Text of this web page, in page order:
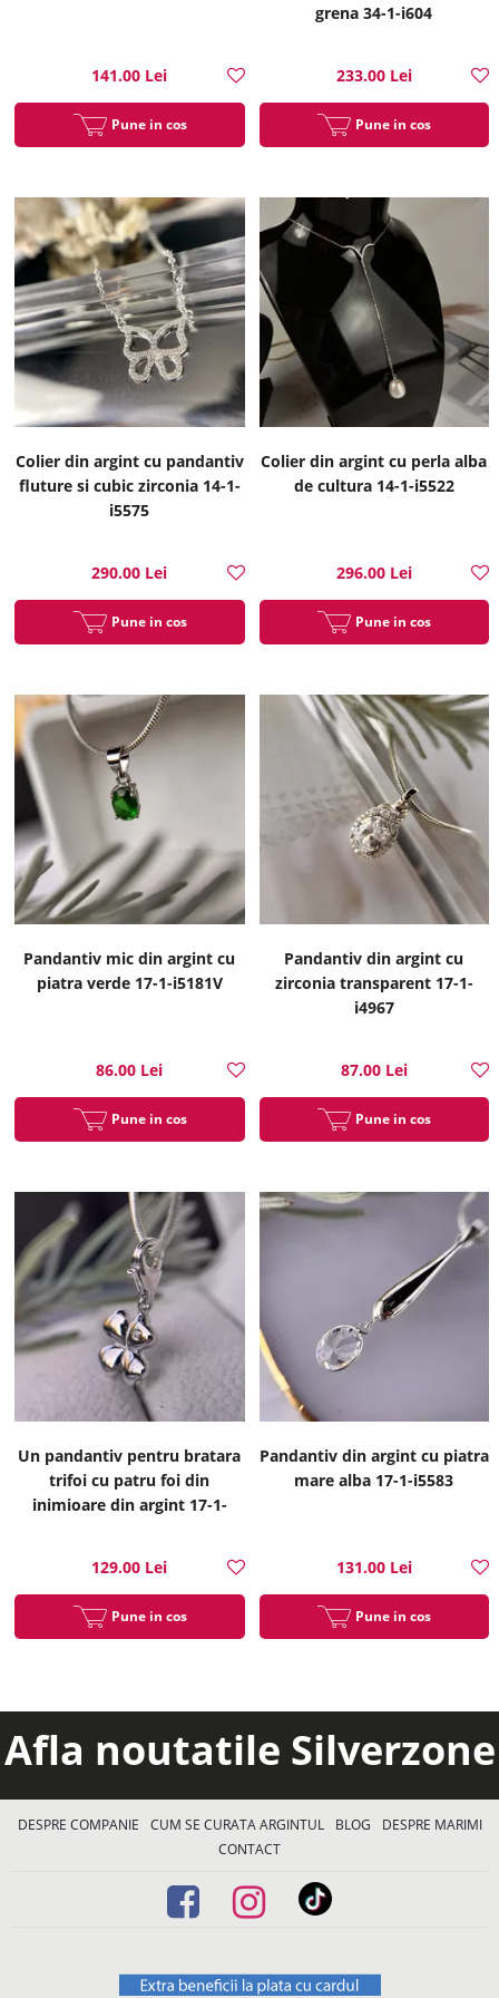
141.00 Lei
Pune in cos
grena 34-1-i604
233.00 Lei
Pune in cos
Colier din argint cu pandantiv
fluture si cubic zirconia 14-1-
i5575
290.00 Lei
Pune in cos
Colier din argint cu perla alba
de cultura 14-1-i5522
296.00 Lei
Pune in cos
Pandantiv mic din argint cu
piatra verde 17-1-i5181V
86.00 Lei
Pune in cos
Pandantiv din argint cu
zirconia transparent 17-1-
i4967
87.00 Lei
Pune in cos
Un pandantiv pentru bratara
trifoi cu patru foi din
inimioare din argint 17-1-
129.00 Lei
Pune in cos
Pandantiv din argint cu piatra
mare alba 17-1-i5583
131.00 Lei
Pune in cos
Afla noutatile Silverzone
DESPRE COMPANIE CUM SE CURATA ARGINTUL BLOG
DESPRE MARIMI
CONTACT